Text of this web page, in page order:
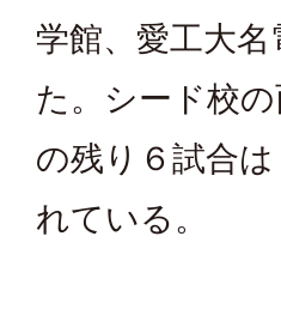
学館、愛工大
た。シード校
の残り６試合
れている。